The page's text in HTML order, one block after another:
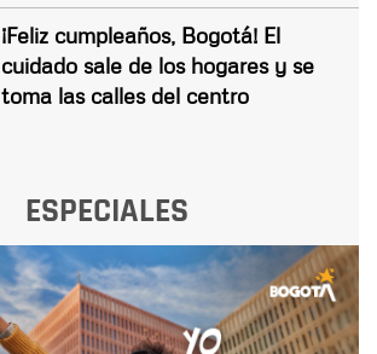
¡Feliz cumpleaños, Bogotá! El
cuidado sale de los hogares y se
toma las calles del centro
ESPECIALES